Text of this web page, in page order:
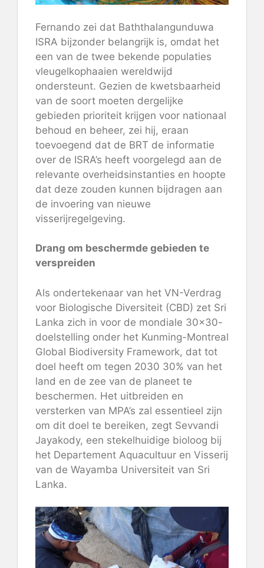
Fernando zei dat Baththalangunduwa
ISRA bijzonder belangrijk is, omdat het
een van de twee bekende populaties
vleugelkophaaien wereldwijd
ondersteunt. Gezien de kwetsbaarheid
van de soort moeten dergelijke
gebieden prioriteit krijgen voor nationaal
behoud en beheer, zei hij, eraan
toevoegend dat de BRT de informatie
over de ISRA’s heeft voorgelegd aan de
relevante overheidsinstanties en hoopte
dat deze zouden kunnen bijdragen aan
de invoering van nieuwe
visserijregelgeving.
Drang om beschermde gebieden te
verspreiden
Als ondertekenaar van het VN-Verdrag
voor Biologische Diversiteit (CBD) zet Sri
Lanka zich in voor de mondiale 30×30-
doelstelling onder het Kunming-Montreal
Global Biodiversity Framework, dat tot
doel heeft om tegen 2030 30% van het
land en de zee van de planeet te
beschermen. Het uitbreiden en
versterken van MPA’s zal essentieel zijn
om dit doel te bereiken, zegt Sevvandi
Jayakody, een stekelhuidige bioloog bij
het Departement Aquacultuur en Visserij
van de Wayamba Universiteit van Sri
Lanka.